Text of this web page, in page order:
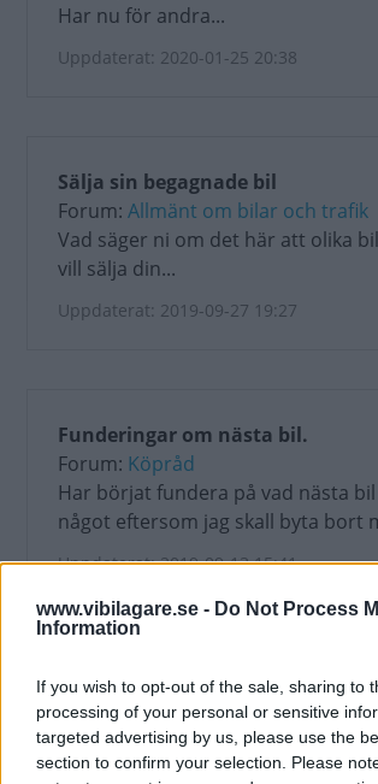
www.vibilagare.se - Do Not Process
Information
If you wish to opt-out of the sale, sharing to
processing of your personal or sensitive
targeted advertising by us, please use the
section to confirm your selection. Please
Har nu för andra...
Uppdaterat: 2020-01-25 20:38
Sälja sin begagnade bil
Forum: Allmänt om bilar och trafik
Vad säger ni om det här att olika
vill sälja din...
Uppdaterat: 2019-09-27 19:27
Funderingar om nästa bil.
Forum: Köpråd
Har börjat fundera på vad nästa
något eftersom jag skall byta bort
Uppdaterat: 2019-09-13 15:41
Elbaklucka
Forum:Teknik och elektronik
Lägger in ett nytt ämne som